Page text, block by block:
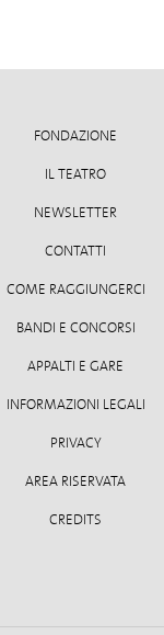
FONDAZIONE
IL TEATRO
NEWSLETTER
CONTATTI
COME RAGGIUNGERCI
BANDI E CONCORSI
APPALTI E GARE
INFORMAZIONI LEGALI
PRIVACY
AREA RISERVATA
CREDITS